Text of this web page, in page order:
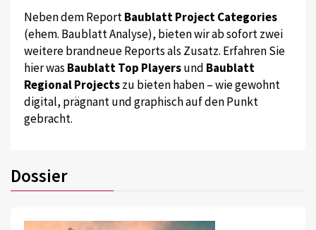
Neben dem ReportBaublatt Project Categories
(ehem. Baublatt Analyse), bieten wir ab sofort zwei
weitere brandneue Reports als Zusatz. Erfahren Sie
hier was Baublatt Top Playersund Baublatt
Regional Projectszu bieten haben – wie gewohnt
digital, prägnant und graphisch auf den Punkt
gebracht.
Dossier